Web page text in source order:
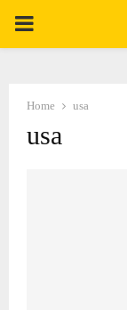
PRIMARY
Home usa
usa